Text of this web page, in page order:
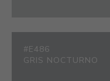
#E486
GRIS NOCTURNO